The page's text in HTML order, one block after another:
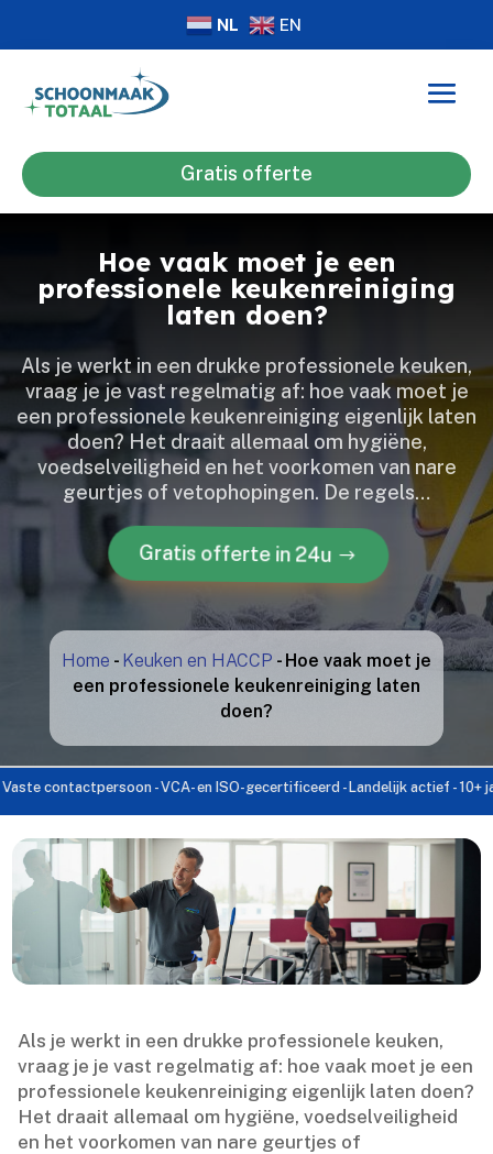
NL EN
Gratis offerte
Hoe vaak moet je een
professionele keukenreiniging
laten doen?
Als je werkt in een drukke professionele keuken,
vraag je je vast regelmatig af: hoe vaak moet je
een professionele keukenreiniging eigenlijk laten
doen? Het draait allemaal om hygiëne,
voedselveiligheid en het voorkomen van nare
geurtjes of vetophopingen.​ De regels…
Gratis offerte in 24u
Home - Keuken en HACCP - Hoe vaak moet je
een professionele keukenreiniging laten
doen?
- VCA- en ISO-gecertificeerd - Landelijk actief - 10+ jaar
Als je werkt in een drukke professionele keuken,
vraag je je vast regelmatig af: hoe vaak moet je een
professionele keukenreiniging eigenlijk laten doen?
Het draait allemaal om hygiëne, voedselveiligheid
en het voorkomen van nare geurtjes of